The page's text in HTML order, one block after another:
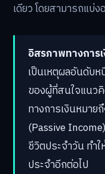
เดียว โดยสามารถแบ่
อิสรภาพทางการ
เป็นเหตุผลอันดับ
ของผู้ที่สนใจแนว
ทางการเงินหมา
(Passive
ชีวิตประจำวัน ทำ
ประจำอีกต่อไป